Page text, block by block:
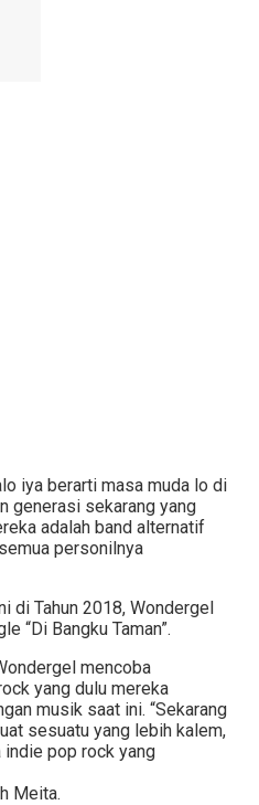
iya berarti masa muda lo di
generasi sekarang yang
adalah band alternatif
personilnya
di Tahun 2018, Wondergel
“Di Bangku Taman”.
mencoba
yang dulu mereka
musik saat ini. “Sekarang
sesuatu yang lebih kalem,
indie pop rock yang
Meita.